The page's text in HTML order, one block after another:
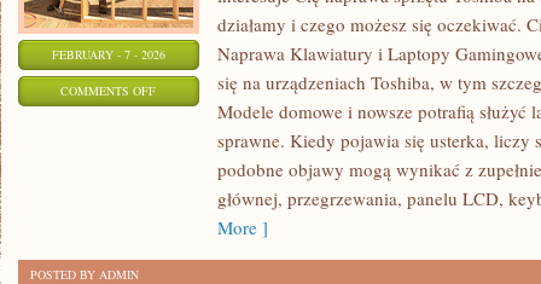
FEBRUARY - 7 - 2026
COMMENTS OFFON
KOMPUTERÓW
działamy i czego możesz się oczekiwać.
Naprawa Klawiatury i Laptopy
się na urządzeniach Toshiba, w tym
Modele domowe i nowsze potrafią służyć
sprawne. Kiedy pojawia się usterka, liczy
podobne objawy mogą wynikać z
głównej, przegrzewania, panelu LCD,
More ]
POSTED BY ADMIN